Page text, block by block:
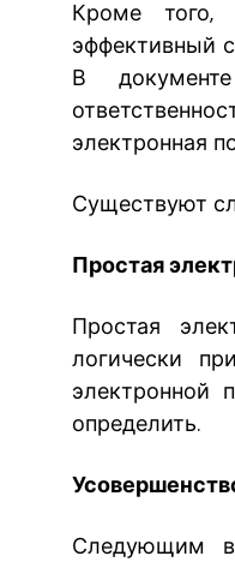
Кроме того,
эффективный
В
электронная
Существуют
Простая
Простая
логически
электронной
определить.
Следующим в